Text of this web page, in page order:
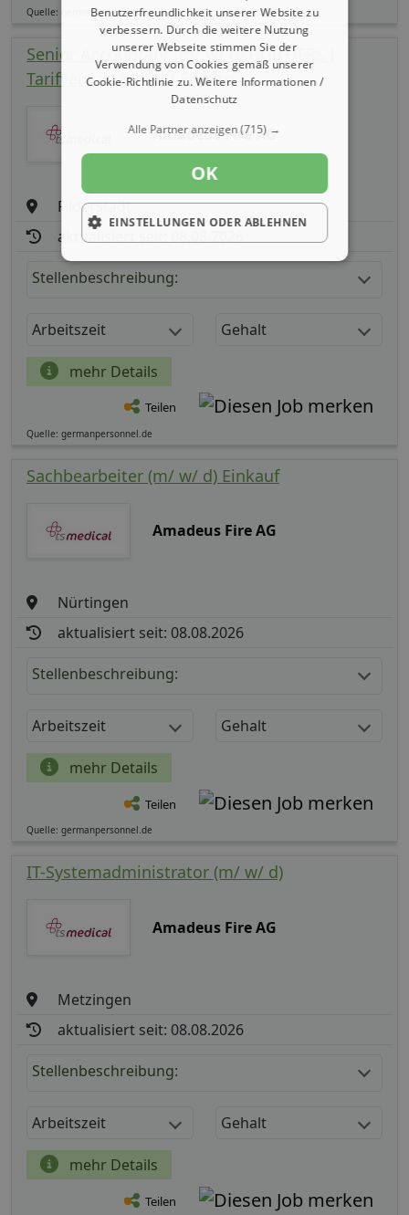
Quelle: germanpersonnel.de
Senior Accountant (m/ w/ d) HGB+IFRS I
Tarifvertrag Metall/ Elektro
Amadeus Fire AG
Filderstadt
aktualisiert seit: 08.08.2026
Stellenbeschreibung:
Arbeitszeit Gehalt
mehr Details
Teilen
Quelle: germanpersonnel.de
Sachbearbeiter (m/ w/ d) Einkauf
Amadeus Fire AG
Nürtingen
aktualisiert seit: 08.08.2026
Stellenbeschreibung:
Arbeitszeit Gehalt
mehr Details
Teilen
Quelle: germanpersonnel.de
IT-Systemadministrator (m/ w/ d)
Amadeus Fire AG
Metzingen
aktualisiert seit: 08.08.2026
Stellenbeschreibung:
Arbeitszeit Gehalt
mehr Details
Teilen
Benutzerfreundlichkeit unserer Website zu
verbessern. Durch die weitere Nutzung
unserer Webseite stimmen Sie der
Verwendung von Cookies gemäß unserer
Cookie-Richtlinie zu.Weitere Informationen /
Datenschutz
Alle Partner anzeigen(715) →
OK
EINSTELLUNGEN ODER ABLEHNEN